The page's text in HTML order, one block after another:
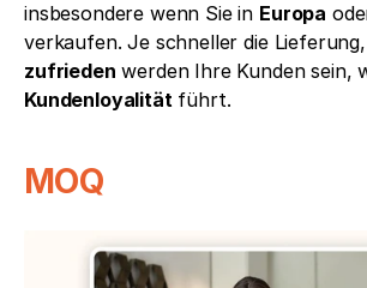
insbesondere wenn Sie in Europa
zufrieden
Kundenloyalität führt.
MOQ